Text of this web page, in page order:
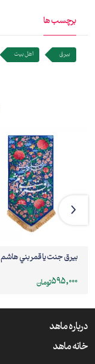
برچسب ها
بیرق اهل بیت
بيرق جنت يا قمر بني هاشم
595,000تومان
درباره ماهد
خانه ماهد